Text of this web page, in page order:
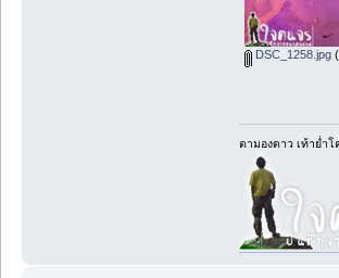
DSC_1258.jpg
ตามองดาว เท้าย่ำโ